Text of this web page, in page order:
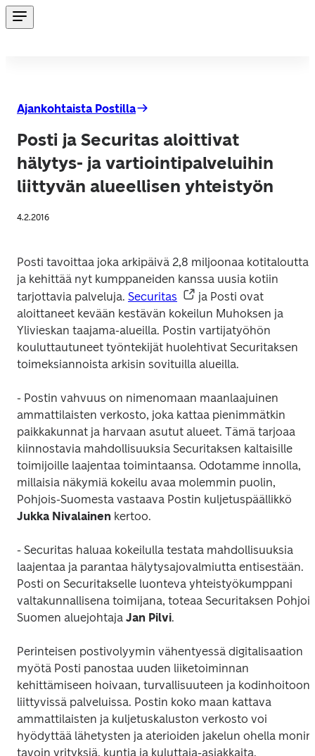
Ajankohtaista Postilla
Posti ja Securitas aloittivat
hälytys- ja vartiointipalveluihin
liittyvän alueellisen yhteistyön
4.2.2016
Posti tavoittaa joka arkipäivä 2,8 miljoonaa kotitaloutta,
ja kehittää nyt kumppaneiden kanssa uusia kotiin
tarjottavia palveluja. Securitas
ja Posti ovat
aloittaneet kevään kestävän kokeilun Muhoksen ja
Ylivieskan taajama-alueilla. Postin vartijatyöhön
kouluttautuneet työntekijät huolehtivat Securitaksen
toimeksiannoista arkisin sovituilla alueilla.
- Postin vahvuus on nimenomaan maanlaajuinen
ammattilaisten verkosto, joka kattaa pienimmätkin
paikkakunnat ja harvaan asutut alueet. Tämä tarjoaa
kiinnostavia mahdollisuuksia Securitaksen kaltaisille
toimijoille laajentaa toimintaansa. Odotamme innolla,
millaisia näkymiä kokeilu avaa molemmin puolin,
Jukka Nivalainen kertoo.
- Securitas haluaa kokeilulla testata mahdollisuuksia
laajentaa ja parantaa hälytysajovalmiutta entisestään.
Posti on Securitakselle luonteva yhteistyökumppani
valtakunnallisena toimijana, toteaa Securitaksen
Suomen aluejohtaja Jan Pilvi.
Perinteisen postivolyymin vähentyessä digitalisaation
myötä Posti panostaa uuden liiketoiminnan
kehittämiseen hoivaan, turvallisuuteen ja kodinhoitoon
liittyvissä palveluissa. Postin koko maan kattava
ammattilaisten ja kuljetuskaluston verkosto voi
hyödyttää lähetysten ja aterioiden jakelun ohella monin
tavoin yrityksiä, kuntia ja kuluttaja-asiakkaita.